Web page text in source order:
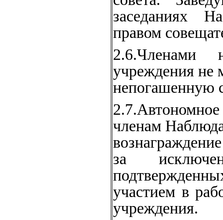
заседаниях
правом
2.6.Членами
учреждения не
непогашенную
членам
за
участием в
учреждения.